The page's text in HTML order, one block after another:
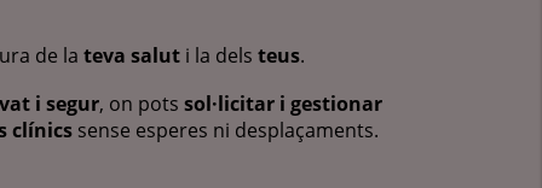
de la teva salut i la dels teus.
i segur, on pots sol·licitar i gestionar
clínics sense esperes ni desplaçaments.